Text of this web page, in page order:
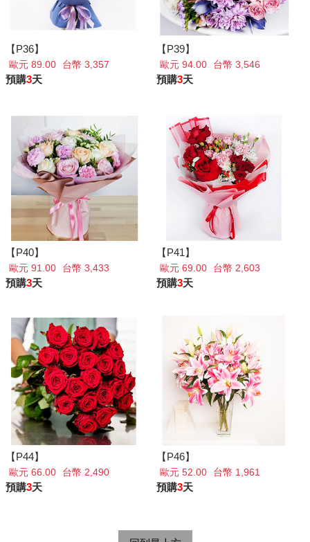
【P36】
歐元 89.00 台幣 3,357
預購3天
【P39】
歐元 94.00 台幣 3,546
預購3天
【P40】
歐元 91.00 台幣 3,433
預購3天
【P41】
歐元 69.00 台幣 2,603
預購3天
【P44】
歐元 66.00 台幣 2,490
預購3天
【P46】
歐元 52.00 台幣 1,961
預購3天